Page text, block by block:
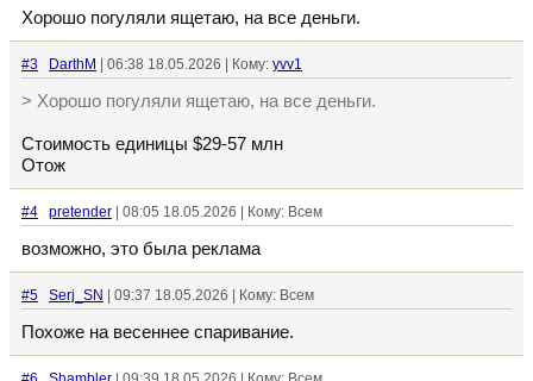
Хорошо погуляли ящетаю, на все деньги.
#3 DarthM | 06:38 18.05.2026 | Кому: yvv1
> Хорошо погуляли ящетаю, на все деньги.
Стоимость единицы $29-57 млн
Отож
#4 pretender | 08:05 18.05.2026 | Кому: Всем
возможно, это была реклама
#5 Serj_SN | 09:37 18.05.2026 | Кому: Всем
Похоже на весеннее спаривание.